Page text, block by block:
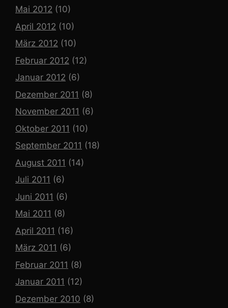
Mai 2012 (10)
April 2012 (10)
März 2012 (10)
Februar 2012 (12)
Januar 2012 (6)
Dezember 2011 (8)
November 2011 (6)
Oktober 2011 (10)
September 2011 (18)
August 2011 (14)
Juli 2011 (6)
Juni 2011 (6)
Mai 2011 (8)
April 2011 (16)
März 2011 (6)
Februar 2011 (8)
Januar 2011 (12)
Dezember 2010 (8)